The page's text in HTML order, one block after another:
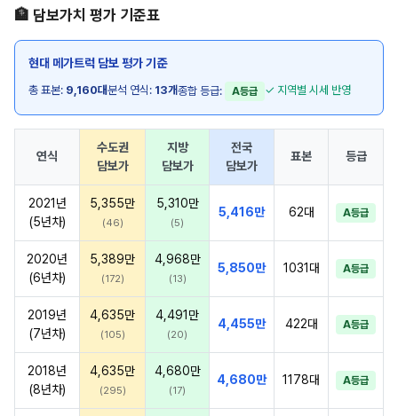
🏦 담보가치 평가 기준표
현대 메가트럭 담보 평가 기준
총 표본: 9,160대분석 연식: 13개종합 등급: A등급 ✓ 지역별 시세 반영
연식
수도권
담보가
지방
담보가
전국
담보가
표본 등급
2021년
(5년차)
5,355만
(46)
5,310만
(5)
5,416만 62대 A등급
2020년
(6년차)
5,389만
(172)
4,968만
(13)
5,850만 1031대 A등급
2019년
(7년차)
4,635만
(105)
4,491만
(20)
4,455만 422대 A등급
2018년
(8년차)
4,635만
(295)
4,680만
(17)
4,680만 1178대 A등급